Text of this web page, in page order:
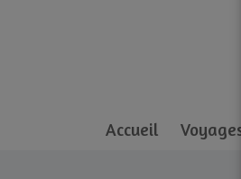
Accueil